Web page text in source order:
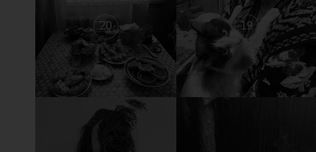
20 19